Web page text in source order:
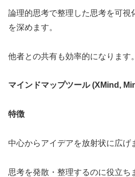
論理的思考で整理した思考を可視
を深めます。
他者との共有も効率的になります。
マインドマップツール (XMind,
特徴
中心からアイデアを放射状に広げ
思考を発散・整理するのに役立ち